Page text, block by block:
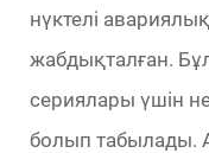
нүктелі
жабдықталған.
сериялары үшін
болып табылады.